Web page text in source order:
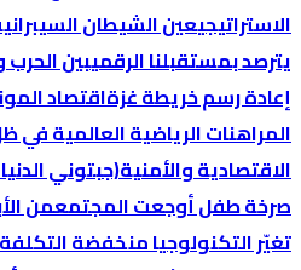
الاستراتيجيعين الشيطان
يترصد بمستقبلنا الرقميبين
إعادة رسم خريطة غزةاقتصاد
المراهنات الرياضية العالمية
الاقتصادية والأمنية(جبتوني
صرخة طفل أوجعت المجتمعمن
تغيّر التكنولوجيا منخفضة